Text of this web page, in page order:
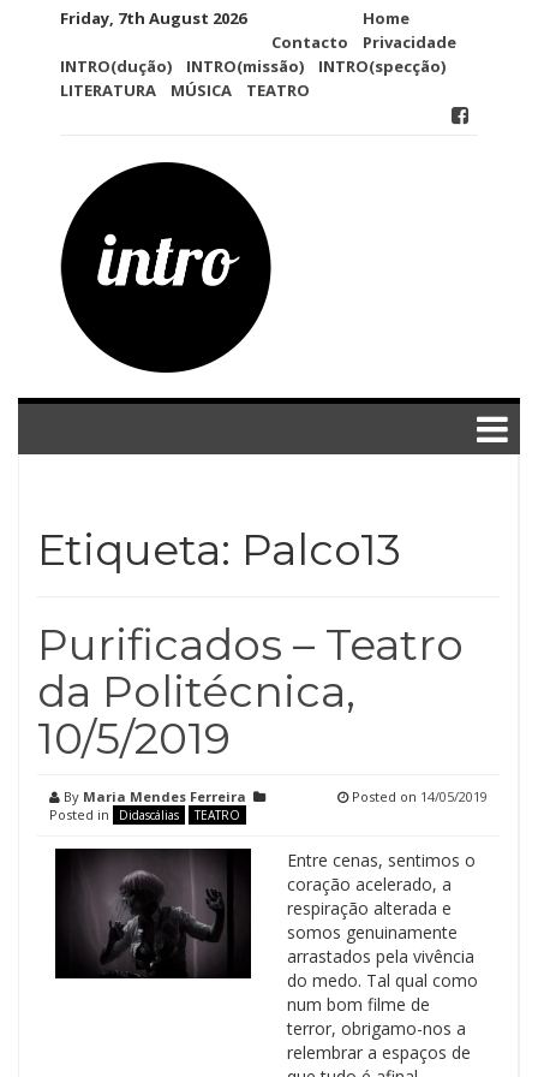
Friday, 7th August 2026
Contacto
Home
Privacidade
INTRO(dução)
INTRO(missão)
INTRO(specção)
LITERATURA
MÚSICA TEATRO
Etiqueta: Palco13
Purificados – Teatro
da Politécnica,
10/5/2019
By Maria Mendes Ferreira
Posted in
Didascálias TEATRO
Posted on 14/05/2019
Entre cenas, sentimos o
coração acelerado, a
respiração alterada e
somos genuinamente
arrastados pela vivência
do medo. Tal qual como
num bom filme de
terror, obrigamo-nos a
relembrar a espaços de